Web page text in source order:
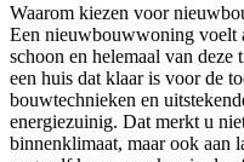
Waarom kiezen voor
Een nieuwbouwwoning voelt
schoon en helemaal van
een huis dat klaar is voor de
bouwtechnieken en
energiezuinig. Dat merkt u
binnenklimaat, maar ook aan